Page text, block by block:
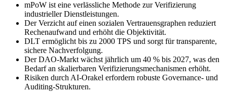
mPoW ist eine verlässliche Methode zur Verifizierung
industrieller Dienstleistungen.
Der Verzicht auf einen sozialen Vertrauensgraphen reduziert
Rechenaufwand und erhöht die Objektivität.
DLT ermöglicht bis zu 2000 TPS und sorgt für transparente,
sichere Nachverfolgung.
Der DAO-Markt wächst jährlich um 40 % bis 2027, was den
Bedarf an skalierbaren Verifizierungsmechanismen erhöht.
Risiken durch AI-Orakel erfordern robuste Governance- und
Auditing-Strukturen.